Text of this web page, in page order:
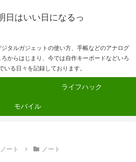
日はいい日になるっ
タルガジェットの使い方、手帳などのアナログ
からはじまり、今では自作キーボードなどいろ
いる日々を記録しております。
ライフハック
モバイル
ート ノート